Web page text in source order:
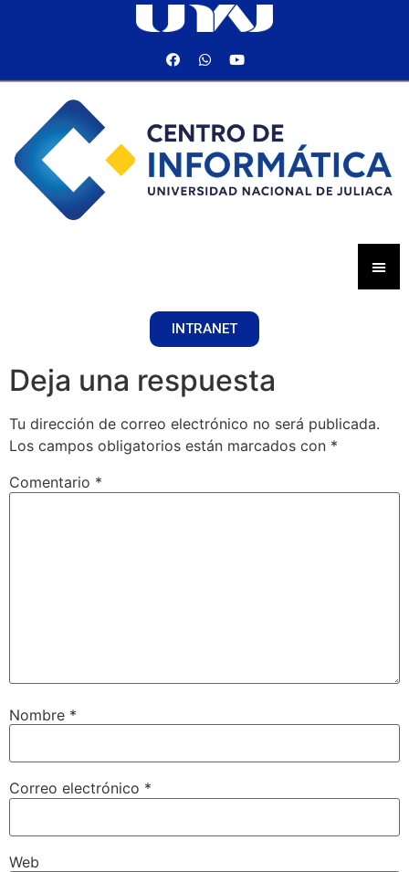
INTRANET
Deja una respuesta
Tu dirección de correo electrónico no será publicada.
Los campos obligatorios están marcados con *
Comentario *
Nombre *
Correo electrónico *
Web